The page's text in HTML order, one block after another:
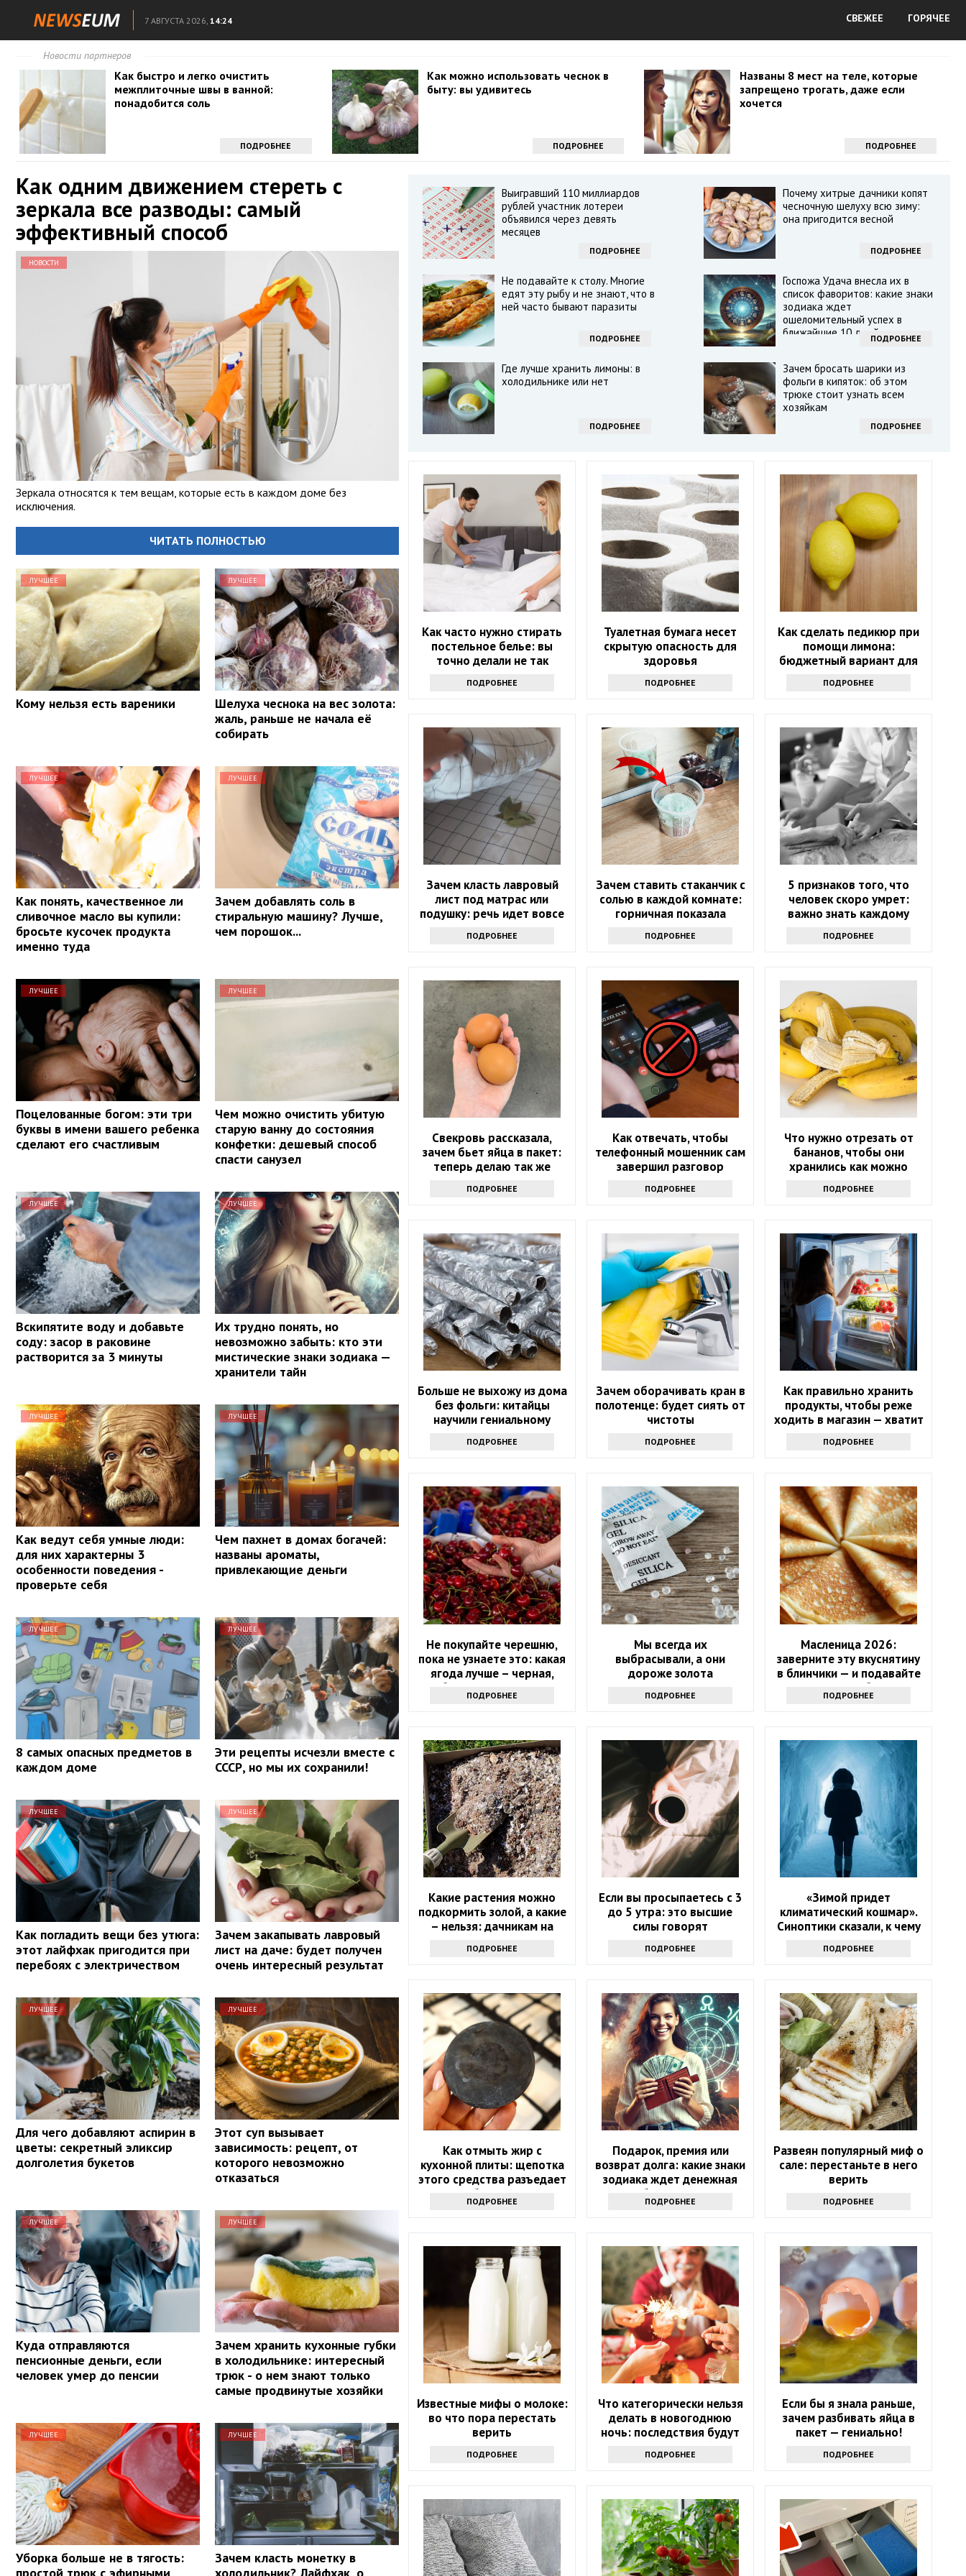
7 АВГУСТА 2026, 14:24 СВЕЖЕЕ ГОРЯЧЕЕ
Новости партнеров
Как быстро и легко очистить
межплиточные швы в ванной:
понадобится соль
ПОДРОБНЕЕ
Как можно использовать чеснок в
быту: вы удивитесь
ПОДРОБНЕЕ
Названы 8 мест на теле, которые
запрещено трогать, даже если
хочется
ПОДРОБНЕЕ
Как одним движением стереть с
зеркала все разводы: самый
эффективный способ
НОВОСТИ
Зеркала относятся к тем вещам, которые есть в каждом доме без
исключения.
ЧИТАТЬ ПОЛНОСТЬЮ
ЛУЧШЕЕ
Кому нельзя есть вареники
ЛУЧШЕЕ
Шелуха чеснока на вес золота:
жаль, раньше не начала её
собирать
ЛУЧШЕЕ
Как понять, качественное ли
сливочное масло вы купили:
бросьте кусочек продукта
именно туда
ЛУЧШЕЕ
Зачем добавлять соль в
стиральную машину? Лучше,
чем порошок...
ЛУЧШЕЕ
Поцелованные богом: эти три
буквы в имени вашего ребенка
сделают его счастливым
ЛУЧШЕЕ
Чем можно очистить убитую
старую ванну до состояния
конфетки: дешевый способ
спасти санузел
ЛУЧШЕЕ
Вскипятите воду и добавьте
соду: засор в раковине
растворится за 3 минуты
ЛУЧШЕЕ
Их трудно понять, но
невозможно забыть: кто эти
мистические знаки зодиака —
хранители тайн
ЛУЧШЕЕ
Как ведут себя умные люди:
для них характерны 3
особенности поведения -
проверьте себя
ЛУЧШЕЕ
Чем пахнет в домах богачей:
названы ароматы,
привлекающие деньги
ЛУЧШЕЕ
8 самых опасных предметов в
каждом доме
ЛУЧШЕЕ
Эти рецепты исчезли вместе с
СССР, но мы их сохранили!
ЛУЧШЕЕ
Как погладить вещи без утюга:
этот лайфхак пригодится при
перебоях с электричеством
ЛУЧШЕЕ
Зачем закапывать лавровый
лист на даче: будет получен
очень интересный результат
ЛУЧШЕЕ
Для чего добавляют аспирин в
цветы: секретный эликсир
долголетия букетов
ЛУЧШЕЕ
Этот суп вызывает
зависимость: рецепт, от
которого невозможно
отказаться
ЛУЧШЕЕ
Куда отправляются
пенсионные деньги, если
человек умер до пенсии
ЛУЧШЕЕ
Зачем хранить кухонные губки
в холодильнике: интересный
трюк - о нем знают только
самые продвинутые хозяйки
ЛУЧШЕЕ
Уборка больше не в тягость:
простой трюк с эфирными
ЛУЧШЕЕ
Зачем класть монетку в
холодильник? Лайфхак, о
Выигравший 110 миллиардов
рублей участник лотереи
объявился через девять
месяцев
ПОДРОБНЕЕ
Почему хитрые дачники копят
чесночную шелуху всю зиму:
она пригодится весной
ПОДРОБНЕЕ
Не подавайте к столу. Многие
едят эту рыбу и не знают, что в
ней часто бывают паразиты
ПОДРОБНЕЕ
Госпожа Удача внесла их в
список фаворитов: какие знаки
зодиака ждет
ошеломительный успех в
ближайшие 10 днейПОДРОБНЕЕ
Где лучше хранить лимоны: в
холодильнике или нет
ПОДРОБНЕЕ
Зачем бросать шарики из
фольги в кипяток: об этом
трюке стоит узнать всем
хозяйкам
ПОДРОБНЕЕ
Как часто нужно стирать
постельное белье: вы
точно делали не так
ПОДРОБНЕЕ
Туалетная бумага несет
скрытую опасность для
здоровья
ПОДРОБНЕЕ
Как сделать педикюр при
помощи лимона:
бюджетный вариант для
ПОДРОБНЕЕ
Зачем класть лавровый
лист под матрас или
подушку: речь идет вовсе
ПОДРОБНЕЕ
Зачем ставить стаканчик с
солью в каждой комнате:
горничная показала
ПОДРОБНЕЕ
5 признаков того, что
человек скоро умрет:
важно знать каждому
ПОДРОБНЕЕ
Свекровь рассказала,
зачем бьет яйца в пакет:
теперь делаю так же
ПОДРОБНЕЕ
Как отвечать, чтобы
телефонный мошенник сам
завершил разговор
ПОДРОБНЕЕ
Что нужно отрезать от
бананов, чтобы они
хранились как можно
маленькая хитрость
ПОДРОБНЕЕ
Больше не выхожу из дома
без фольги: китайцы
научили гениальному
ПОДРОБНЕЕ
Зачем оборачивать кран в
полотенце: будет сиять от
чистоты
ПОДРОБНЕЕ
Как правильно хранить
продукты, чтобы реже
ходить в магазин — хватит
ПОДРОБНЕЕ
Не покупайте черешню,
пока не узнаете это: какая
ягода лучше – черная,
белая или розовая
ПОДРОБНЕЕ
Мы всегда их
выбрасывали, а они
дороже золота
ПОДРОБНЕЕ
Масленица 2026:
заверните эту вкуснятину
в блинчики — и подавайте
как главное блюдо
ПОДРОБНЕЕ
Какие растения можно
подкормить золой, а какие
– нельзя: дачникам на
ПОДРОБНЕЕ
Если вы просыпаетесь с 3
до 5 утра: это высшие
силы говорят
ПОДРОБНЕЕ
«Зимой придет
климатический кошмар».
Синоптики сказали, к чему
ПОДРОБНЕЕ
Как отмыть жир с
кухонной плиты: щепотка
этого средства разъедает
любую грязь
ПОДРОБНЕЕ
Подарок, премия или
возврат долга: какие знаки
зодиака ждет денежная
удача в ближайшие 5 дней
ПОДРОБНЕЕ
Развеян популярный миф о
сале: перестаньте в него
верить
ПОДРОБНЕЕ
Известные мифы о молоке:
во что пора перестать
верить
ПОДРОБНЕЕ
Что категорически нельзя
делать в новогоднюю
ночь: последствия будут
на весь следующий год
ПОДРОБНЕЕ
Если бы я знала раньше,
зачем разбивать яйца в
пакет — гениально!
ПОДРОБНЕЕ